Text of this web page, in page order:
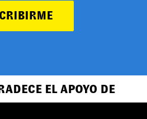
EL APOYO DE